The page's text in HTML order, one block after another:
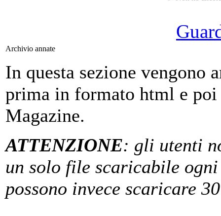
Archivio annate
In questa sezione
prima in formato html e
Magazine.
ATTENZIONE: gli utenti
un solo file scaricabile
possono invece scaricare